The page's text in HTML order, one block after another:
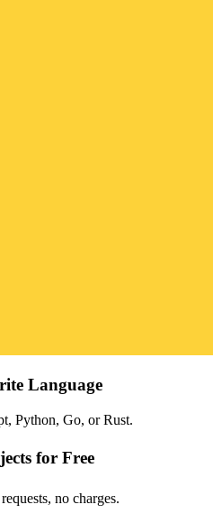
Language
Python, Go, or Rust.
for Free
no charges.